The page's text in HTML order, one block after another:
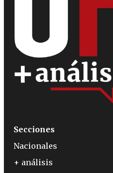
Secciones
Nacionales
+ análisis